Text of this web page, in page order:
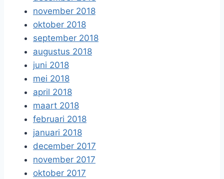
november 2018
oktober 2018
september 2018
augustus 2018
juni 2018
mei 2018
april 2018
maart 2018
februari 2018
januari 2018
december 2017
november 2017
oktober 2017